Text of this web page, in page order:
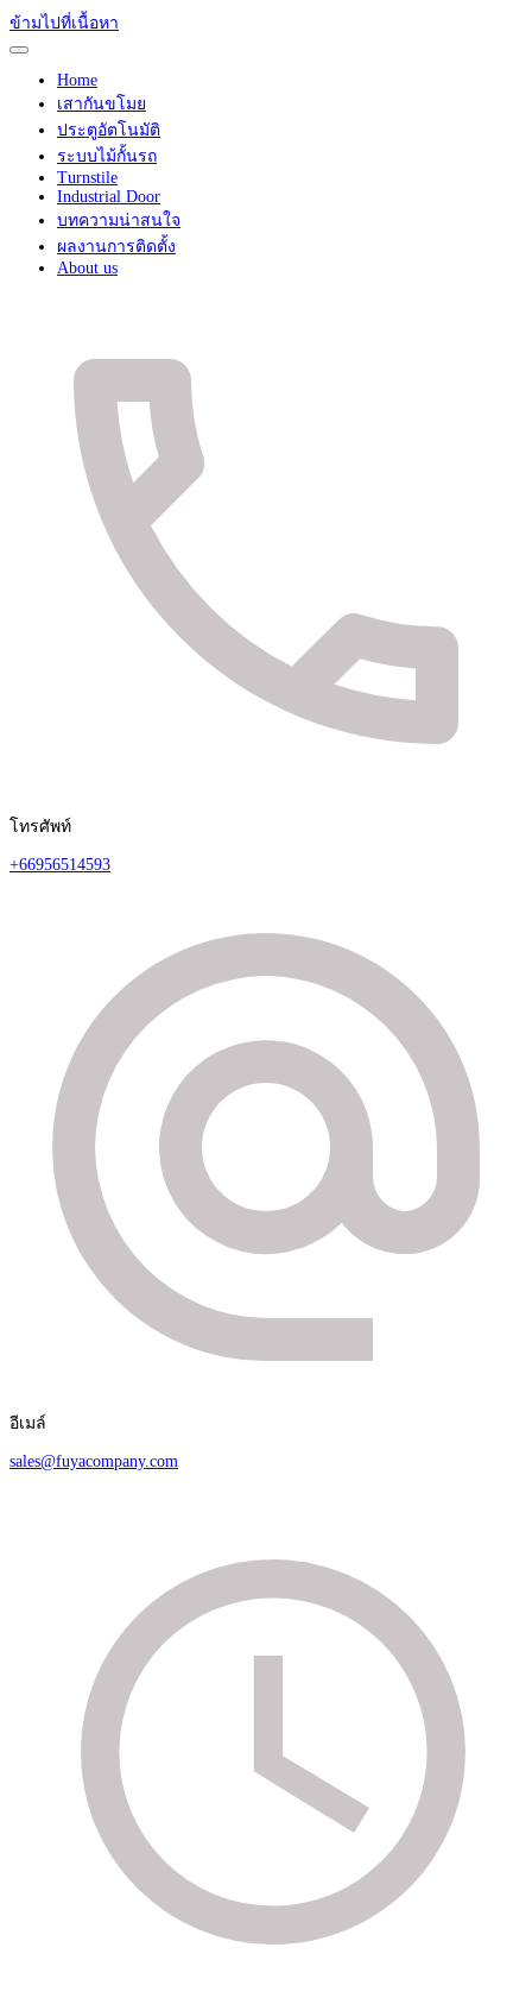
ข้ามไปที่เนื้อหา
Home
เสากันขโมย
ประตูอัตโนมัติ
ระบบไม้กั้นรถ
Turnstile
Industrial Door
บทความน่าสนใจ
ผลงานการติดตั้ง
About us
โทรศัพท์
+66956514593
อีเมล์
sales@fuyacompany.com